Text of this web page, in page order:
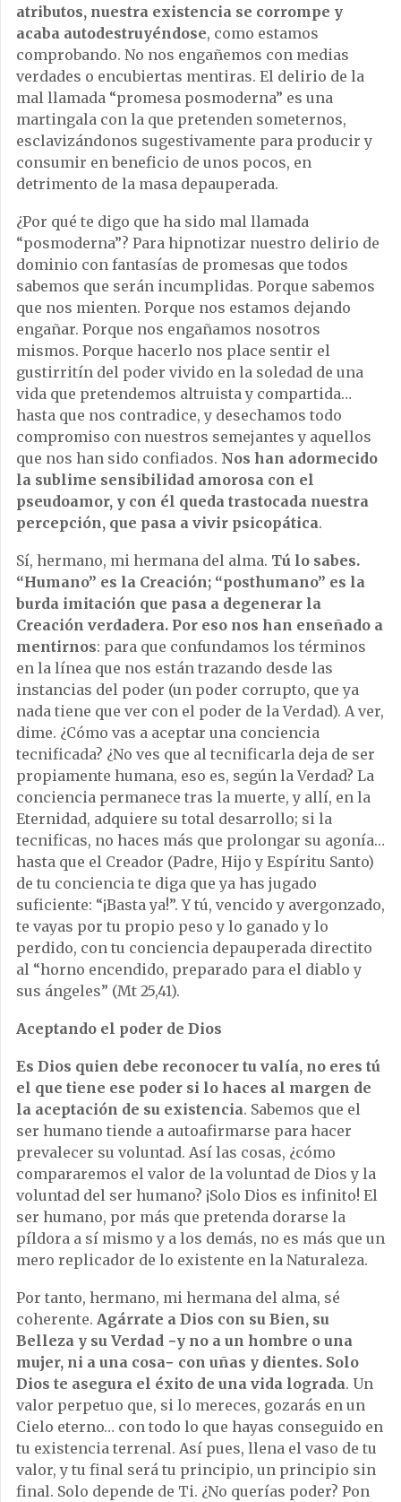
atributos, nuestra existencia se corrompe y
acaba autodestruyéndose, como estamos
comprobando. No nos engañemos con medias
verdades o encubiertas mentiras. El delirio de la
mal llamada “promesa posmoderna” es una
martingala con la que pretenden someternos,
esclavizándonos sugestivamente para producir y
consumir en beneficio de unos pocos, en
detrimento de la masa depauperada.
¿Por qué te digo que ha sido mal llamada
“posmoderna”? Para hipnotizar nuestro delirio de
dominio con fantasías de promesas que todos
sabemos que serán incumplidas. Porque sabemos
que nos mienten. Porque nos estamos dejando
engañar. Porque nos engañamos nosotros
mismos. Porque hacerlo nos place sentir el
gustirritín del poder vivido en la soledad de una
vida que pretendemos altruista y compartida…
hasta que nos contradice, y desechamos todo
compromiso con nuestros semejantes y aquellos
que nos han sido confiados. Nos han adormecido
la sublime sensibilidad amorosa con el
pseudoamor, y con él queda trastocada nuestra
percepción, que pasa a vivir psicopática.
Sí, hermano, mi hermana del alma. Tú lo sabes.
“Humano” es la Creación; “posthumano” es la
burda imitación que pasa a degenerar la
Creación verdadera. Por eso nos han enseñado a
mentirnos: para que confundamos los términos
en la línea que nos están trazando desde las
instancias del poder (un poder corrupto, que ya
nada tiene que ver con el poder de la Verdad). A ver,
dime. ¿Cómo vas a aceptar una conciencia
tecnificada? ¿No ves que al tecnificarla deja de ser
propiamente humana, eso es, según la Verdad? La
conciencia permanece tras la muerte, y allí, en la
Eternidad, adquiere su total desarrollo; si la
tecnificas, no haces más que prolongar su agonía…
hasta que el Creador (Padre, Hijo y Espíritu Santo)
de tu conciencia te diga que ya has jugado
suficiente: “¡Basta ya!”. Y tú, vencido y avergonzado,
te vayas por tu propio peso y lo ganado y lo
perdido, con tu conciencia depauperada directito
al “horno encendido, preparado para el diablo y
sus ángeles” (Mt 25,41).
Aceptando el poder de Dios
Es Dios quien debe reconocer tu valía, no eres tú
el que tiene ese poder si lo haces al margen de
la aceptación de su existencia. Sabemos que el
ser humano tiende a autoafirmarse para hacer
prevalecer su voluntad. Así las cosas, ¿cómo
compararemos el valor de la voluntad de Dios y la
voluntad del ser humano? ¡Solo Dios es infinito! El
ser humano, por más que pretenda dorarse la
píldora a sí mismo y a los demás, no es más que un
mero replicador de lo existente en la Naturaleza.
Por tanto, hermano, mi hermana del alma, sé
coherente. Agárrate a Dios con su Bien, su
Belleza y su Verdad −y no a un hombre o una
mujer, ni a una cosa− con uñas y dientes. Solo
Dios te asegura el éxito de una vida lograda. Un
valor perpetuo que, si lo mereces, gozarás en un
Cielo eterno… con todo lo que hayas conseguido en
tu existencia terrenal. Así pues, llena el vaso de tu
valor, y tu final será tu principio, un principio sin
final. Solo depende de Ti. ¿No querías poder? Pon